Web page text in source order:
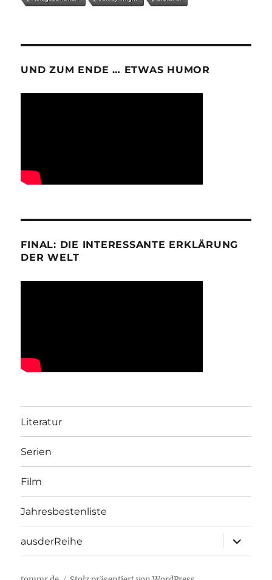
UND ZUM ENDE … ETWAS HUMOR
FINAL: DIE INTERESSANTE ERKLÄRUNG
DER WELT
Literatur
Serien
Film
Jahresbestenliste
ausderReihe
öffnen